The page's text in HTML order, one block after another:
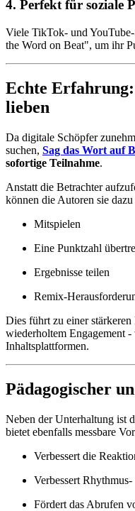
4. Perfekt für soziale
Viele TikTok- und
the Word on Beat", um ihr
Echte
lieben
Da digitale Schöpfer
suchen, Sag das Wort auf
sofortige Teilnahme.
Anstatt die Betrachter
können die Autoren sie
Mitspielen
Eine Punktzahl
Ergebnisse teilen
Remix-
Dies führt zu einer
wiederholtem Engagement
Inhaltsplattformen.
Pädagogischer
Neben der Unterhaltung ist
bietet ebenfalls messbare
Verbessert die
Verbessert
Fördert das Abrufen